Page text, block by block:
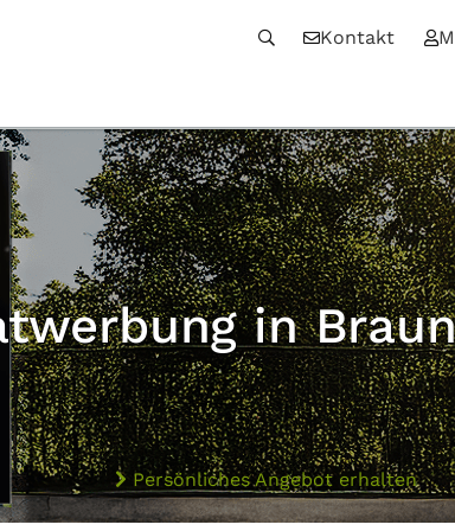
Kontakt
in
Persönliches Angebot erhalten